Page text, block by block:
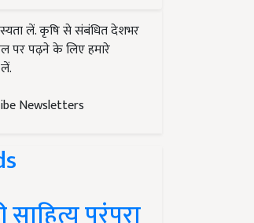
लें. कृषि से संबंधित देशभर
पर पढ़ने के लिए हमारे
Newsletters